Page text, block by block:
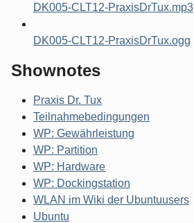
DK005-CLT12-PraxisDrTux.mp3
DK005-CLT12-PraxisDrTux.ogg
Shownotes
Praxis Dr. Tux
Teilnahmebedingungen
WP: Gewährleistung
WP: Partition
WP: Hardware
WP: Dockingstation
WLAN im Wiki der Ubuntuusers
Ubuntu